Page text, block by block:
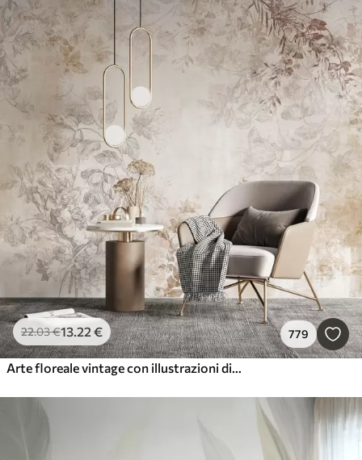
22.03€13.22 € 779
Arte floreale vintage con illustrazioni di fiori e foglie delicati in stile disegno, morbidi toni pastello beige e seppia